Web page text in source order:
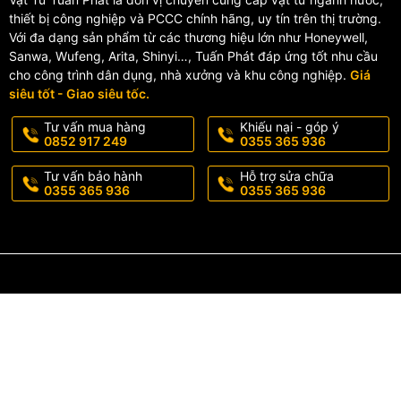
🔧 Kiểm tra áp lực nước phù hợp trước khi lắp đặt.
✅ Vì Sao Nên Chọn Vòi
✔️ Công nghệ Nhật Bản hiện đại
✔️ Tiết kiệm nước tối ưu
✔️ Chất liệu đồng bền bỉ
✔️ Lớp mạ Crom-Niken cao cấp
✔️ Phù hợp công trình công cộng và dân dụng
✔️ Thương hiệu INAX uy tín hàng đầu
giá tốt nhất cùng nhiều ưu đãi
thiết bị công nghiệp và PCCC chính hãng, uy tín trên thị trường.
Với đa dạng sản phẩm từ các thương hiệu lớn như Honeywell,
Sanwa, Wufeng, Arita, Shinyi…, Tuấn Phát đáp ứng tốt nhu cầu
cho công trình dân dụng, nhà xưởng và khu công nghiệp. Giá
siêu tốt - Giao siêu tốc.
Tư vấn mua hàng
0852 917 249
Khiếu nại - góp ý
0355 365 936
Tư vấn bảo hành
0355 365 936
Hỗ trợ sửa chữa
0355 365 936